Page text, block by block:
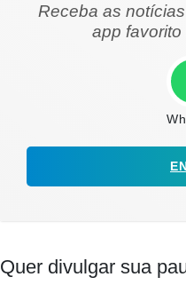
Receba as
app
Quer divulgar sua